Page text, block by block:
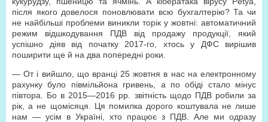
після якого довелося поновлювати всю бухгалтерію? Та чи
не найбільші проблеми виникли торік у жовтні: автоматичний
режим відшкодування ПДВ від продажу продукції, який
успішно діяв від початку 2017-го, хтось у ДФС вирішив
поширити ще й на два попередні роки.
— От і вийшло, що вранці 25 жовтня в нас на електронному
рахунку було півмільйона гривень, а по обіді стало мінус
півтора. Бо в 2015—2016 рр. звітність щодо ПДВ робили за
рік, а не щомісяця. Ця помилка дорого коштувала не лише
нам — усім в Україні, хто працює з ПДВ. Але ми одразу